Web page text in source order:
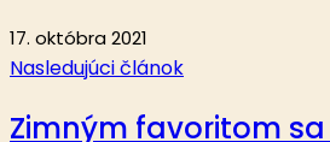
17. októbra 2021
Nasledujúci článok
Zimným favoritom